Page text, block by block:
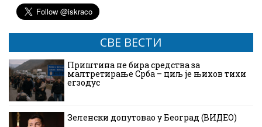
СВЕ ВЕСТИ
Приштина не бира средства за
малтретирање Срба – циљ је њихов тихи
егзодус
Зеленски допутовао у Београд (ВИДЕО)